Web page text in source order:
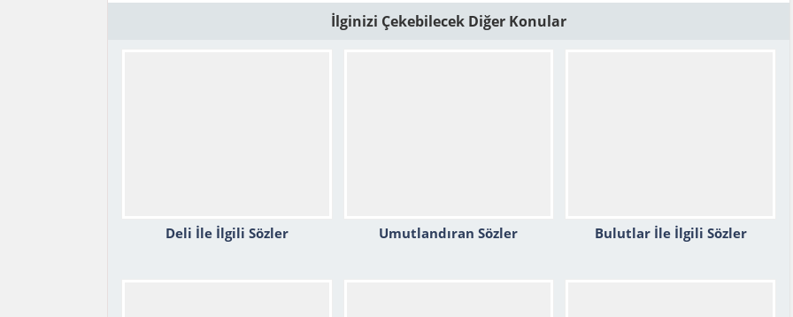
İlginizi Çekebilecek Diğer Konular
Deli İle İlgili Sözler Umutlandıran Sözler Bulutlar İle İlgili Sözler